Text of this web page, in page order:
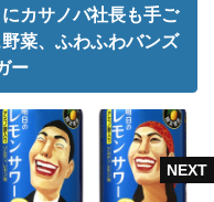
カサノバ社長も手ご
菜、ふわふわバンズ
ー